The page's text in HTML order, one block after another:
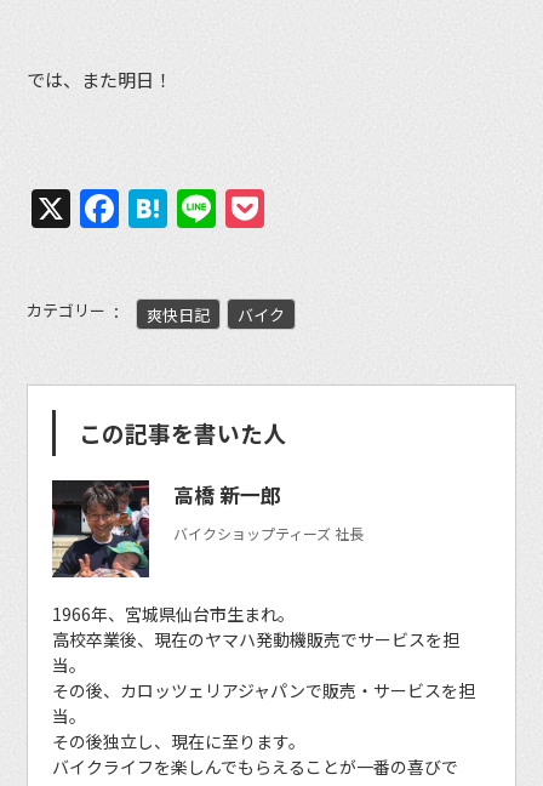
では、また明日！
X Facebook
Hatena
Line
カテゴリー 爽快日記 バイク
この記事を書いた人
高橋 新一郎
バイクショップティーズ 社長
1966年、宮城県仙台市生まれ。
高校卒業後、現在のヤマハ発動機販売でサービスを担
当。
その後、カロッツェリアジャパンで販売・サービスを担
当。
その後独立し、現在に至ります。
バイクライフを楽しんでもらえることが一番の喜びで